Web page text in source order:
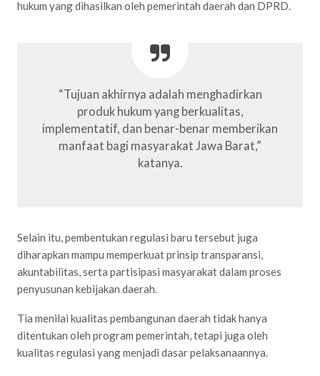
hukum yang dihasilkan oleh pemerintah daerah dan DPRD.
“Tujuan akhirnya adalah menghadirkan
produk hukum yang berkualitas,
implementatif, dan benar-benar memberikan
manfaat bagi masyarakat Jawa Barat,”
katanya.
Selain itu, pembentukan regulasi baru tersebut juga
diharapkan mampu memperkuat prinsip transparansi,
akuntabilitas, serta partisipasi masyarakat dalam proses
penyusunan kebijakan daerah.
Tia menilai kualitas pembangunan daerah tidak hanya
ditentukan oleh program pemerintah, tetapi juga oleh
kualitas regulasi yang menjadi dasar pelaksanaannya.